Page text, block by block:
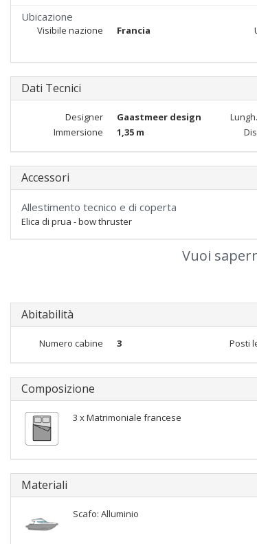
Ubicazione
Visibile nazione Francia
Dati Tecnici
Designer Gaastmeer design
Immersione
1,35 m
Accessori
Allestimento tecnico e di coperta
Elica di prua - bow thruster
Vuoi
Abitabilità
Numero cabine 3 Posti
Composizione
3 x Matrimoniale francese
Materiali
Scafo: Alluminio